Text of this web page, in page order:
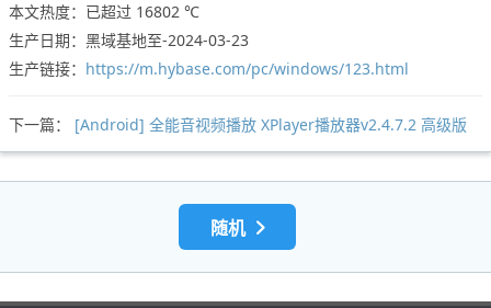
本文热度：已超过 16802 ℃
生产日期：黑域基地至-2024-03-23
生产链接： https://m.hybase.com/pc/windows/123.html
下一篇： [Android] 全能音视频播放 XPlayer播放器v2.4.7.2 高级版
随机